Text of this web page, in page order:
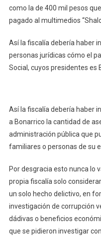
como la de 400 mil pesos
pagado al multimedios
Así la fiscalía debería haber
personas jurídicas cómo el
Social, cuyos presidentes es
Así la fiscalía debería haber
a Bonarrico la cantidad de
administración pública que
familiares o personas de su
Por desgracia esto nunca lo
propia fiscalía solo
un solo hecho delictivo, en
investigación de corrupción
dádivas o beneficios
que se pidieron investigar